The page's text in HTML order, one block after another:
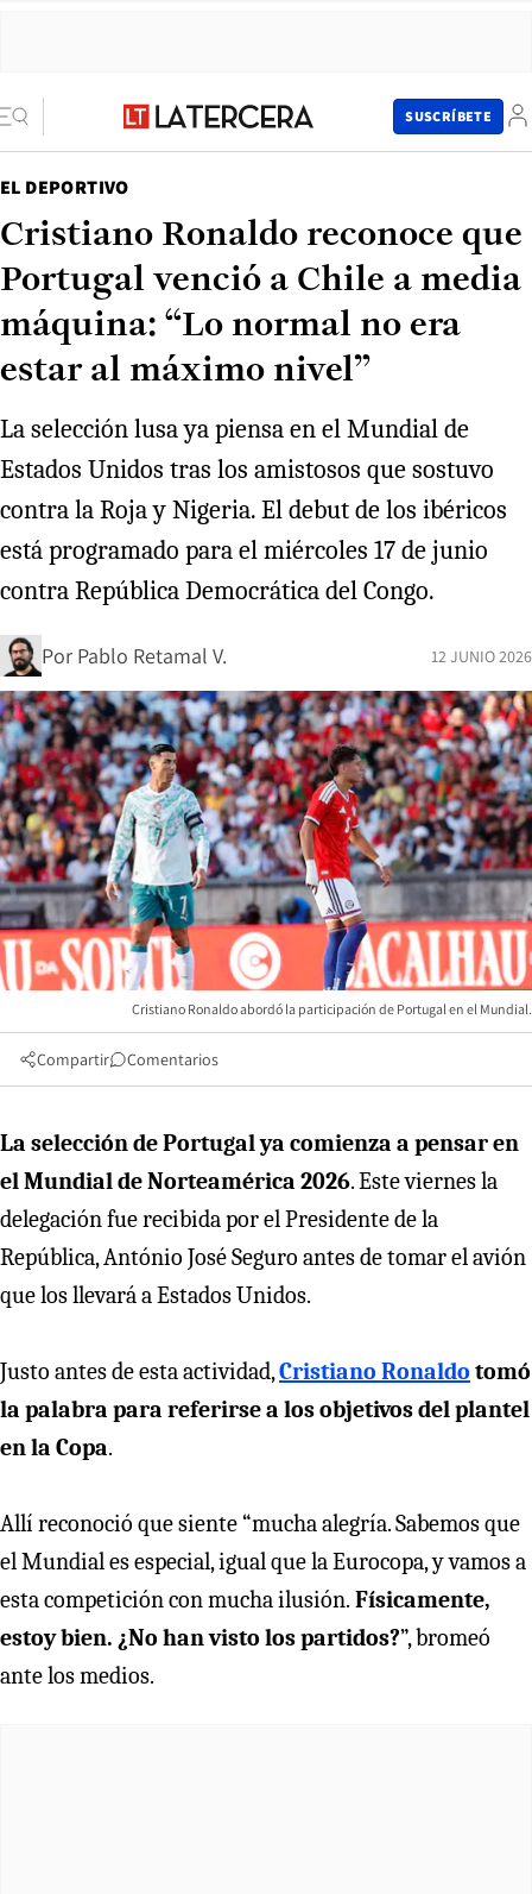
SUSCRÍBETE
EL DEPORTIVO
Cristiano Ronaldo reconoce que
Portugal venció a Chile a media
máquina: “Lo normal no era
estar al máximo nivel”
La selección lusa ya piensa en el Mundial de
Estados Unidos tras los amistosos que sostuvo
contra la Roja y Nigeria. El debut de los ibéricos
está programado para el miércoles 17 de junio
contra República Democrática del Congo.
Por Pablo Retamal V. 12 JUNIO 2026
Cristiano Ronaldo abordó la participación de Portugal en el Mundial.
Compartir Comentarios
La selección de Portugal ya comienza a pensar en
el Mundial de Norteamérica 2026. Este viernes la
delegación fue recibida por el Presidente de la
República, António José Seguro antes de tomar el avión
que los llevará a Estados Unidos.
Justo antes de esta actividad,Cristiano Ronaldo tomó
la palabra para referirse a los objetivos del plantel
en la Copa.
Allí reconoció que siente “mucha alegría. Sabemos que
el Mundial es especial, igual que la Eurocopa, y vamos a
esta competición con mucha ilusión. Físicamente,
estoy bien. ¿No han visto los partidos?”, bromeó
ante los medios.